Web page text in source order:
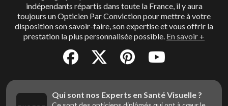
indépendants répartis dans toute la France, il y aura
toujours un Opticien Par Conviction pour mettre à votre
disposition son savoir-faire, son expertise et vous offrir la
prestation la plus personnalisée possible. En savoir +
Qui sont nos Experts en Santé Visuelle ?